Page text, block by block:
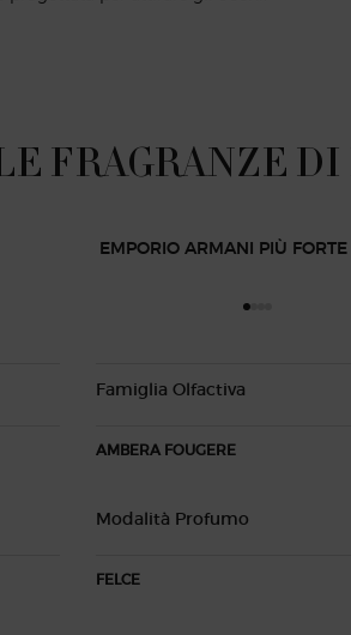
FRAGRANZE
EMPORIO ARMANI PIÙ
Famiglia Olfactiva
AMBERA FOUGERE
Modalità Profumo
FELCE